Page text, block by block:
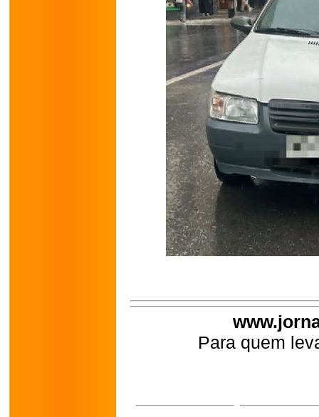
Para quem